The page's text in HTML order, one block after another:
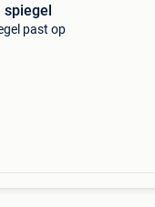
spiegel
past op